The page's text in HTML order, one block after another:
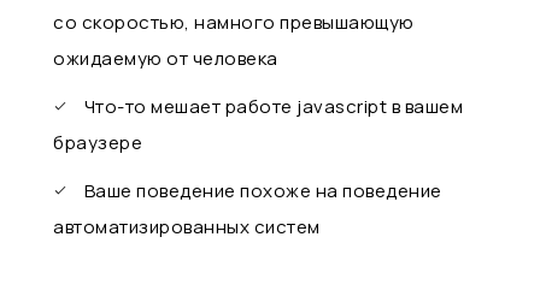
со скоростью, намного превышающую
ожидаемую от человека
Что-то мешает работе javascript в вашем
браузере
Ваше поведение похоже на поведение
автоматизированных систем